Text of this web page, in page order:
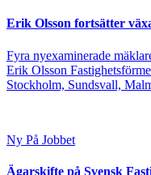
Erik Olsson fortsätter
Fyra nyexaminerade
Erik Olsson
Stockholm, Sundsvall,
Ny På Jobbet
Ägarskifte på Svensk